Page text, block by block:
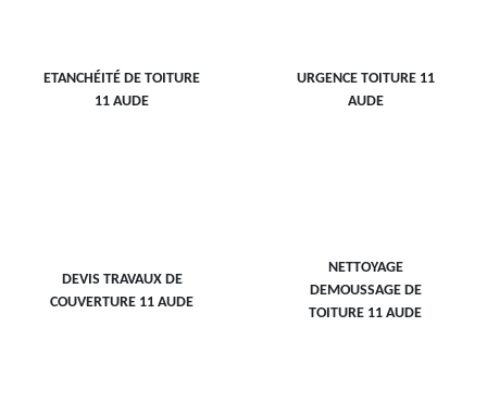
ETANCHÉITÉ DE TOITURE
11 AUDE
URGENCE TOITURE 11
AUDE
DEVIS TRAVAUX DE
COUVERTURE 11 AUDE
NETTOYAGE
DEMOUSSAGE DE
TOITURE 11 AUDE